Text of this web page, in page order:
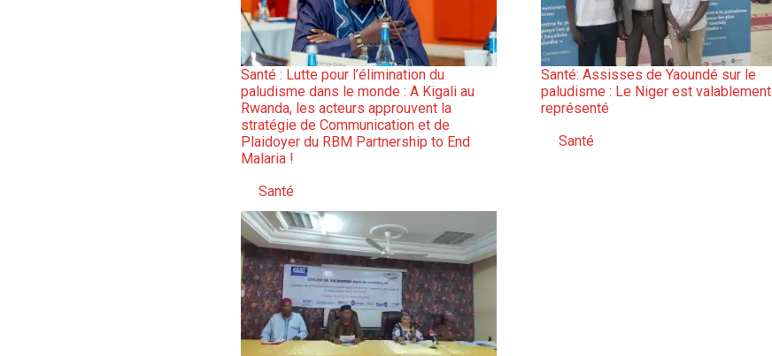
Santé : Lutte pour l’élimination du
paludisme dans le monde : A Kigali au
Rwanda, les acteurs approuvent la
stratégie de Communication et de
Plaidoyer du RBM Partnership to End
Malaria !
Par rapport à
Santé
Santé: Assisses de Yaoundé sur le
paludisme : Le Niger est valablement
représenté
Par rapport à
Santé